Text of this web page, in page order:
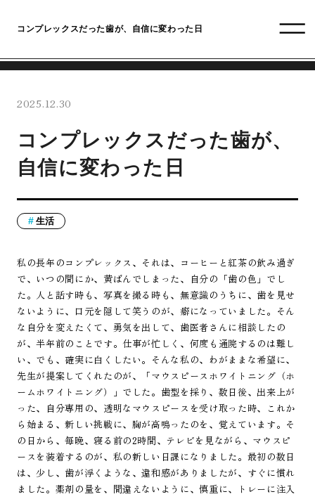
コンプレックスだった歯が、自信に変わった日
2025.12.30
コンプレックスだった歯が、
自信に変わった日
生活
私の長年のコンプレックス、それは、コーヒーと紅茶の飲み過ぎ
で、いつの間にか、黄ばんでしまった、自分の「歯の色」でし
た。人と話す時も、写真を撮る時も、無意識のうちに、歯を見せ
ないように、口元を隠して笑うのが、癖になっていました。そん
な自分を変えたくて、勇気を出して、歯医者さんに相談したの
が、半年前のことです。仕事が忙しく、何度も通院するのは難し
い、でも、確実に白くしたい。そんな私の、わがままな希望に、
先生が提案してくれたのが、「マウスピースホワイトニング（ホ
ームホワイトニング）」でした。歯型を採り、数日後、出来上が
った、自分専用の、透明なマウスピースを受け取った時、これか
ら始まる、新しい挑戦に、胸が高鳴ったのを、覚えています。そ
の日から、毎晩、寝る前の2時間、テレビを見ながら、マウスピ
ースを装着するのが、私の新しい日課になりました。最初の数日
は、少し、歯が浮くような、違和感がありましたが、すぐに慣れ
ました。薬剤の量を、間違えないように、慎重に、トレーに注入